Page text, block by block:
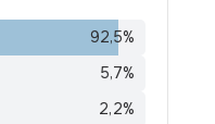
92,5%
5,7%
2,2%